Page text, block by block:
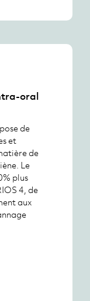
oral
de
et
de
Le
plus
4, de
aux